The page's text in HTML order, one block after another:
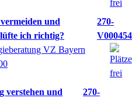
und
ich richtig?
270-
V000454
VZ Bayern
verstehen und
270-